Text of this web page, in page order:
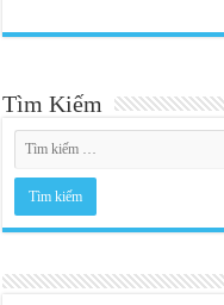
Tìm Kiếm